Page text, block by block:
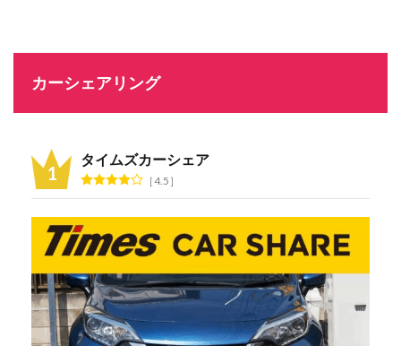
カーシェアリング
タイムズカーシェア
4.5